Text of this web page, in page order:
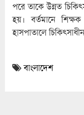
পরে তাকে উন্নত
হয়। বর্তমানে
হাসপাতালে
বাংলাদেশ